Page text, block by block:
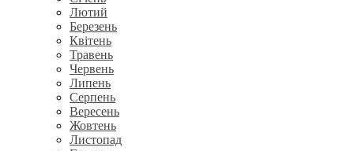
Лютий
Березень
Квітень
Травень
Червень
Липень
Серпень
Вересень
Жовтень
Листопад